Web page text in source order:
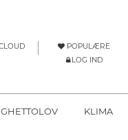
POPULÆRE
LOG IND
GHETTOLOV
KLIMA